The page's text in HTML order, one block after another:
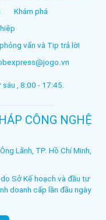
Khám phá
vấn và Tip trả lời
, 8:00 - 17:45.
CÔNG NGHỆ
Lãnh, TP. Hồ Chí Minh,
Sở Kế hoạch và đầu tư
doanh cấp lần đầu ngày